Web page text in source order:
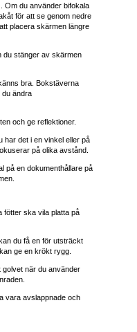
Om du använder bifokala
för att se genom nedre
placera skärmen längre
du stänger av skärmen
bra. Bokstäverna
ändra
och ge reflektioner.
har det i en vinkel eller på
på olika avstånd.
på en dokumenthållare på
fötter ska vila platta på
du få en för utsträckt
ge en krökt rygg.
när du använder
vara avslappnade och